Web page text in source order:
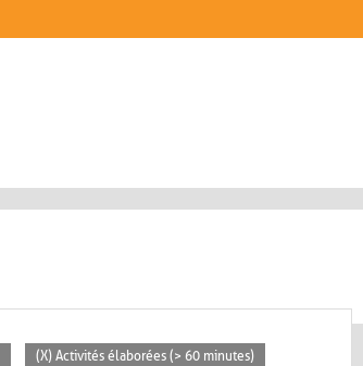
(X) Activités élaborées (> 60 minutes)